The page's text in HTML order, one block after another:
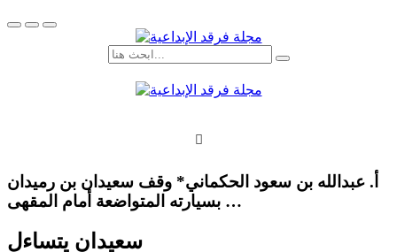
أ. عبدالله بن سعود الحكماني* وقف سعيدان بن رميدان
بسيارته المتواضعة أمام المقهى …
سعيدان يتساءل